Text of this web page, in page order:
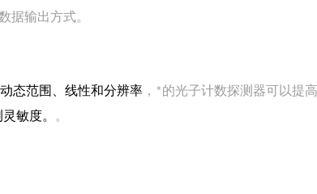
据输出方式。
态范围、线性和分辨率 ，*的光子计数探测器可以提
敏度。 。